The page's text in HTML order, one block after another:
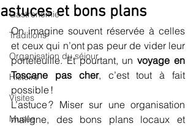
Gastronomie
Traditions
Organisation du séjour
Histoire
Visites
Musée
astuces et bons plans
On imagine souvent réservée à celles
et ceux qui n’ont pas peur de vider leur
portefeuille. Et pourtant, un voyage en
Toscane pas cher, c’est tout à fait
possible !
L’astuce ? Miser sur une organisation
maligne, des bons plans locaux et